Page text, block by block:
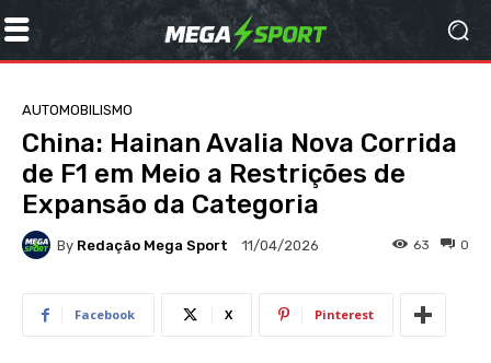
AUTOMOBILISMO
China: Hainan Avalia Nova Corrida
de F1 em Meio a Restrições de
Expansão da Categoria
By Redação Mega Sport 11/04/2026 0
63
Facebook X Pinterest